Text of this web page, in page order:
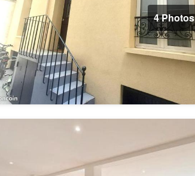
4 Photos